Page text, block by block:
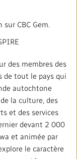
CBC Gem.
des membres des
de tout le pays qui
autochtone
la culture, des
et des services
devant 2 000
et animée par
le caractère